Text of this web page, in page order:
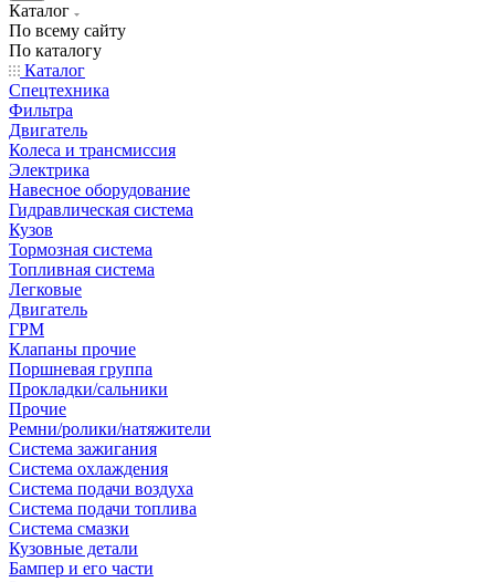
Каталог
По всему сайту
По каталогу
Каталог
Спецтехника
Фильтра
Двигатель
Колеса и трансмиссия
Электрика
Навесное оборудование
Гидравлическая система
Кузов
Тормозная система
Топливная система
Легковые
Двигатель
ГРМ
Клапаны прочие
Поршневая группа
Прокладки/сальники
Прочие
Ремни/ролики/натяжители
Система зажигания
Система охлаждения
Система подачи воздуха
Система подачи топлива
Система смазки
Кузовные детали
Бампер и его части